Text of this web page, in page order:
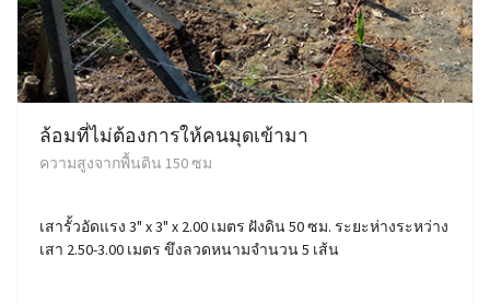
ล้อมที่ไม่ต้องการให้คนมุดเข้ามา
ความสูงจากพื้นดิน 150 ซม
เสารั้วอัดแรง 3" x 3" x 2.00 เมตร ฝังดิน 50 ซม. ระยะห่างระหว่าง
เสา 2.50-3.00 เมตร ขึงลวดหนามจำนวน 5 เส้น